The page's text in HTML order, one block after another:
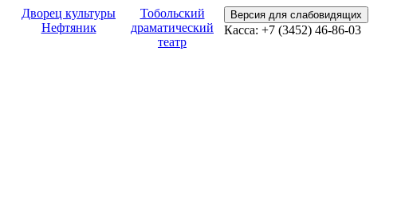
Дворец культуры
Нефтяник
Тобольский
драматический
театр
Версия для слабовидящих
Касса: +7 (3452) 46-86-03